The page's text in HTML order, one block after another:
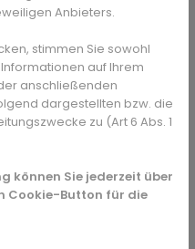
ein. Gelingt es, sich
Linderung ein.
erscheinen mag, ist
Bewegen Sie sich,
stattfinden. Wer rastet,
Hexenschuss ins
Sie versuchen, mittels
Anbieters.
stimmen Sie sowohl
auf Ihrem
anschließenden
dargestellten bzw. die
zu (Art 6 Abs. 1
können Sie jederzeit über
Cookie-Button für die